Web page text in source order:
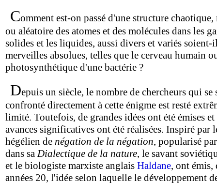
Comment est-on passé d'une structure
ou aléatoire des atomes et des molécules dans les
solides et les liquides, aussi divers et variés soient-
merveilles absolues, telles que le cerveau humain
photosynthétique d'une bactérie ?
Depuis un siècle, le nombre de chercheurs qui se
confronté directement à cette énigme est resté
limité. Toutefois, de grandes idées ont été émises et
avances significatives ont été réalisées. Inspiré par
hégélien de négation de la négation, popularisé
dans saDialectique de la nature, le savant
et le biologiste marxiste anglais Haldane, ont émis,
années 20, l'idée selon laquelle le développement